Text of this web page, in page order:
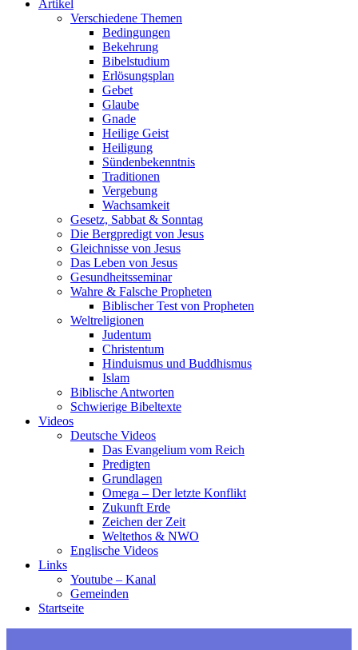
Artikel
Verschiedene Themen
Bedingungen
Bekehrung
Bibelstudium
Erlösungsplan
Gebet
Glaube
Gnade
Heilige Geist
Heiligung
Sündenbekenntnis
Traditionen
Vergebung
Wachsamkeit
Gesetz, Sabbat & Sonntag
Die Bergpredigt von Jesus
Gleichnisse von Jesus
Das Leben von Jesus
Gesundheitsseminar
Wahre & Falsche Propheten
Biblischer Test von Propheten
Weltreligionen
Judentum
Christentum
Hinduismus und Buddhismus
Islam
Biblische Antworten
Schwierige Bibeltexte
Videos
Deutsche Videos
Das Evangelium vom Reich
Predigten
Grundlagen
Omega – Der letzte Konflikt
Zukunft Erde
Zeichen der Zeit
Weltethos & NWO
Englische Videos
Links
Youtube – Kanal
Gemeinden
Startseite